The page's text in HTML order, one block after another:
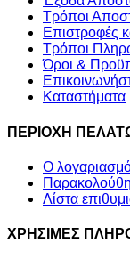
Τρόποι
Επιστροφές
Τρόποι
Όροι &
Καταστήματα
ΠΕΡΙΟΧΗ
Ο
Λίστα
ΧΡΗΣΙΜΕΣ